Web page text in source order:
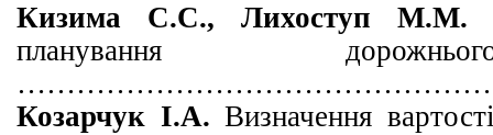
Кизима С.С., Лихоступ
планування д
…… ……………………………
Козарчук І.А.Визначення